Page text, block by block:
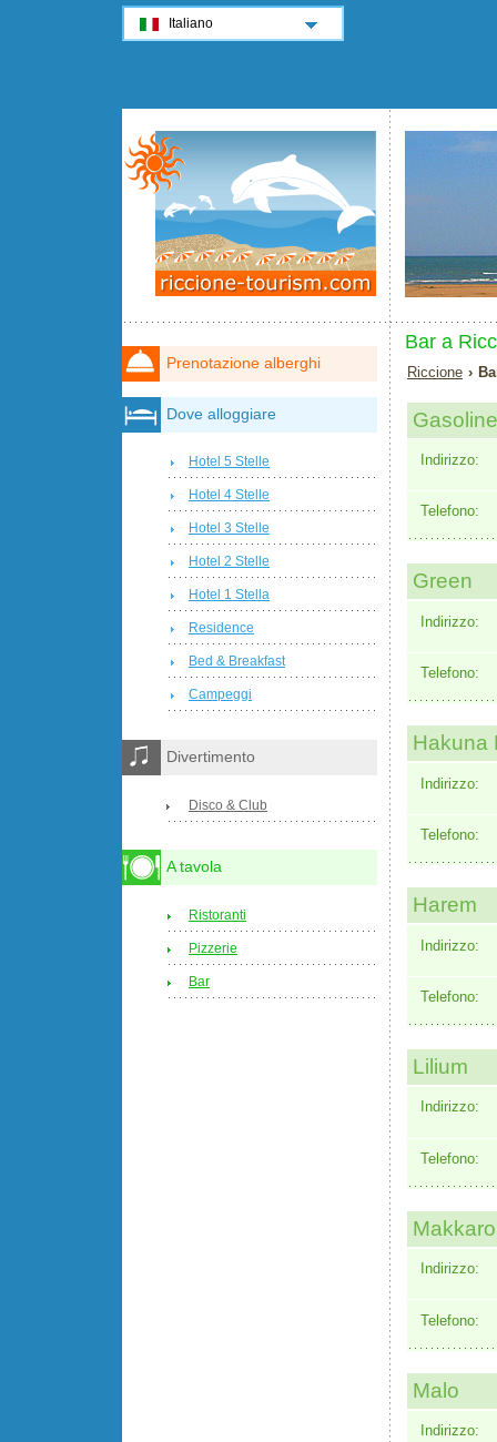
Bar a
Riccione ›
Gasoline
Indirizzo:
Telefono:
Green
Indirizzo:
Telefono:
Hakuna
Indirizzo:
Telefono:
Harem
Indirizzo:
Telefono:
Lilium
Indirizzo:
Telefono:
Indirizzo:
Telefono:
Malo
Indirizzo:
Prenotazione alberghi
Dove alloggiare
Hotel 5 Stelle
Hotel 4 Stelle
Hotel 3 Stelle
Hotel 2 Stelle
Hotel 1 Stella
Residence
Bed & Breakfast
Campeggi
Divertimento
Disco & Club
A tavola
Ristoranti
Pizzerie
Bar
Italiano